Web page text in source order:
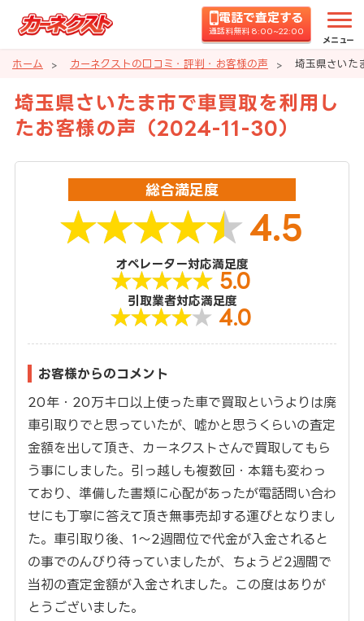
電話で査定する
通話料無料 8:00~22:00
メニュー
ホーム カーネクストの口コミ・評判・お客様の声 埼玉県さいた
埼玉県さいたま市で車買取を利用し
たお客様の声（2024-11-30）
総合満足度
4.5
オペレーター対応満足度
5.0
引取業者対応満足度
4.0
お客様からのコメント
20年・20万キロ以上使った車で買取というよりは廃
車引取りでと思っていたが、嘘かと思うくらいの査定
金額を出して頂き、カーネクストさんで買取してもら
う事にしました。引っ越しも複数回・本籍も変わっ
ており、準備した書類に心配があったが電話問い合わ
せにも丁寧に答えて頂き無事売却する運びとなりまし
た。車引取り後、1～2週間位で代金が入金されると
の事でのんびり待っていましたが、ちょうど2週間で
当初の査定金額が入金されました。この度はありが
とうございました。